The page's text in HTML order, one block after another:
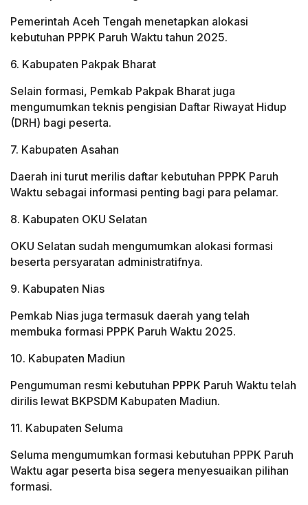
Pemerintah Aceh Tengah menetapkan alokasi
kebutuhan PPPK Paruh Waktu tahun 2025.
6. Kabupaten Pakpak Bharat
Selain formasi, Pemkab Pakpak Bharat juga
mengumumkan teknis pengisian Daftar Riwayat Hidup
(DRH) bagi peserta.
7. Kabupaten Asahan
Daerah ini turut merilis daftar kebutuhan PPPK Paruh
Waktu sebagai informasi penting bagi para pelamar.
8. Kabupaten OKU Selatan
OKU Selatan sudah mengumumkan alokasi formasi
beserta persyaratan administratifnya.
9. Kabupaten Nias
Pemkab Nias juga termasuk daerah yang telah
membuka formasi PPPK Paruh Waktu 2025.
10. Kabupaten Madiun
Pengumuman resmi kebutuhan PPPK Paruh Waktu telah
dirilis lewat BKPSDM Kabupaten Madiun.
11. Kabupaten Seluma
Seluma mengumumkan formasi kebutuhan PPPK Paruh
Waktu agar peserta bisa segera menyesuaikan pilihan
formasi.